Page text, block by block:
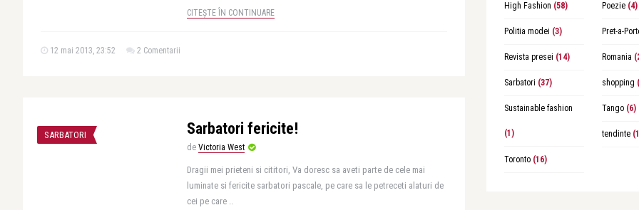
CITEȘTE ÎN CONTINUARE
12 mai 2013, 23:52 2 Comentarii
SARBATORI Sarbatori fericite!
de Victoria West
Dragii mei prieteni si cititori, Va doresc sa aveti parte de cele mai
luminate si fericite sarbatori pascale, pe care sa le petreceti alaturi de
cei pe care ..
High Fashion (58) Poezie (4)
Politia modei (3) Pret-a-
Revista presei (14) Romania
Sarbatori (37) shopping
Sustainable fashion
(1)
Tango (6)
tendinte
Toronto (16)